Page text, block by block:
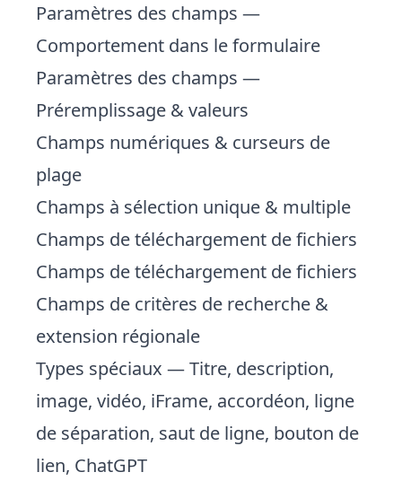
Paramètres des champs —
Comportement dans le formulaire
Paramètres des champs —
Préremplissage & valeurs
Champs numériques & curseurs de
plage
Champs à sélection unique & multiple
Champs de téléchargement de fichiers
Champs de téléchargement de fichiers
Champs de critères de recherche &
extension régionale
Types spéciaux — Titre, description,
image, vidéo, iFrame, accordéon, ligne
de séparation, saut de ligne, bouton de
lien, ChatGPT